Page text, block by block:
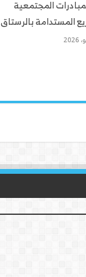
المجتمعية
المستدامة بالرستاق